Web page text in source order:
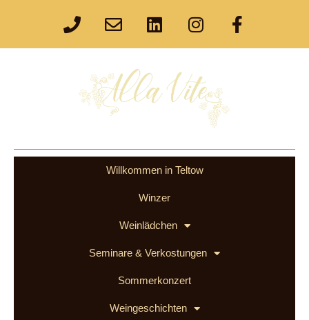
Willkommen in Teltow
Winzer
Weinlädchen
Seminare & Verkostungen
Sommerkonzert
Weingeschichten